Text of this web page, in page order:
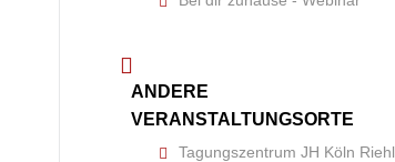
ANDERE
VERANSTALTUNGSORTE
Tagungszentrum JH Köln Riehl